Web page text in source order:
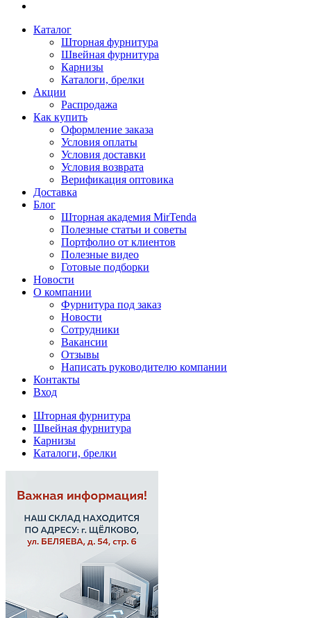
Каталог
Шторная фурнитура
Швейная фурнитура
Карнизы
Каталоги, брелки
Акции
Распродажа
Как купить
Оформление заказа
Условия оплаты
Условия доставки
Условия возврата
Верификация оптовика
Доставка
Блог
Шторная академия MirTenda
Полезные статьи и советы
Портфолио от клиентов
Полезные видео
Готовые подборки
Новости
О компании
Фурнитура под заказ
Новости
Сотрудники
Вакансии
Отзывы
Написать руководителю компании
Контакты
Вход
Шторная фурнитура
Швейная фурнитура
Карнизы
Каталоги, брелки